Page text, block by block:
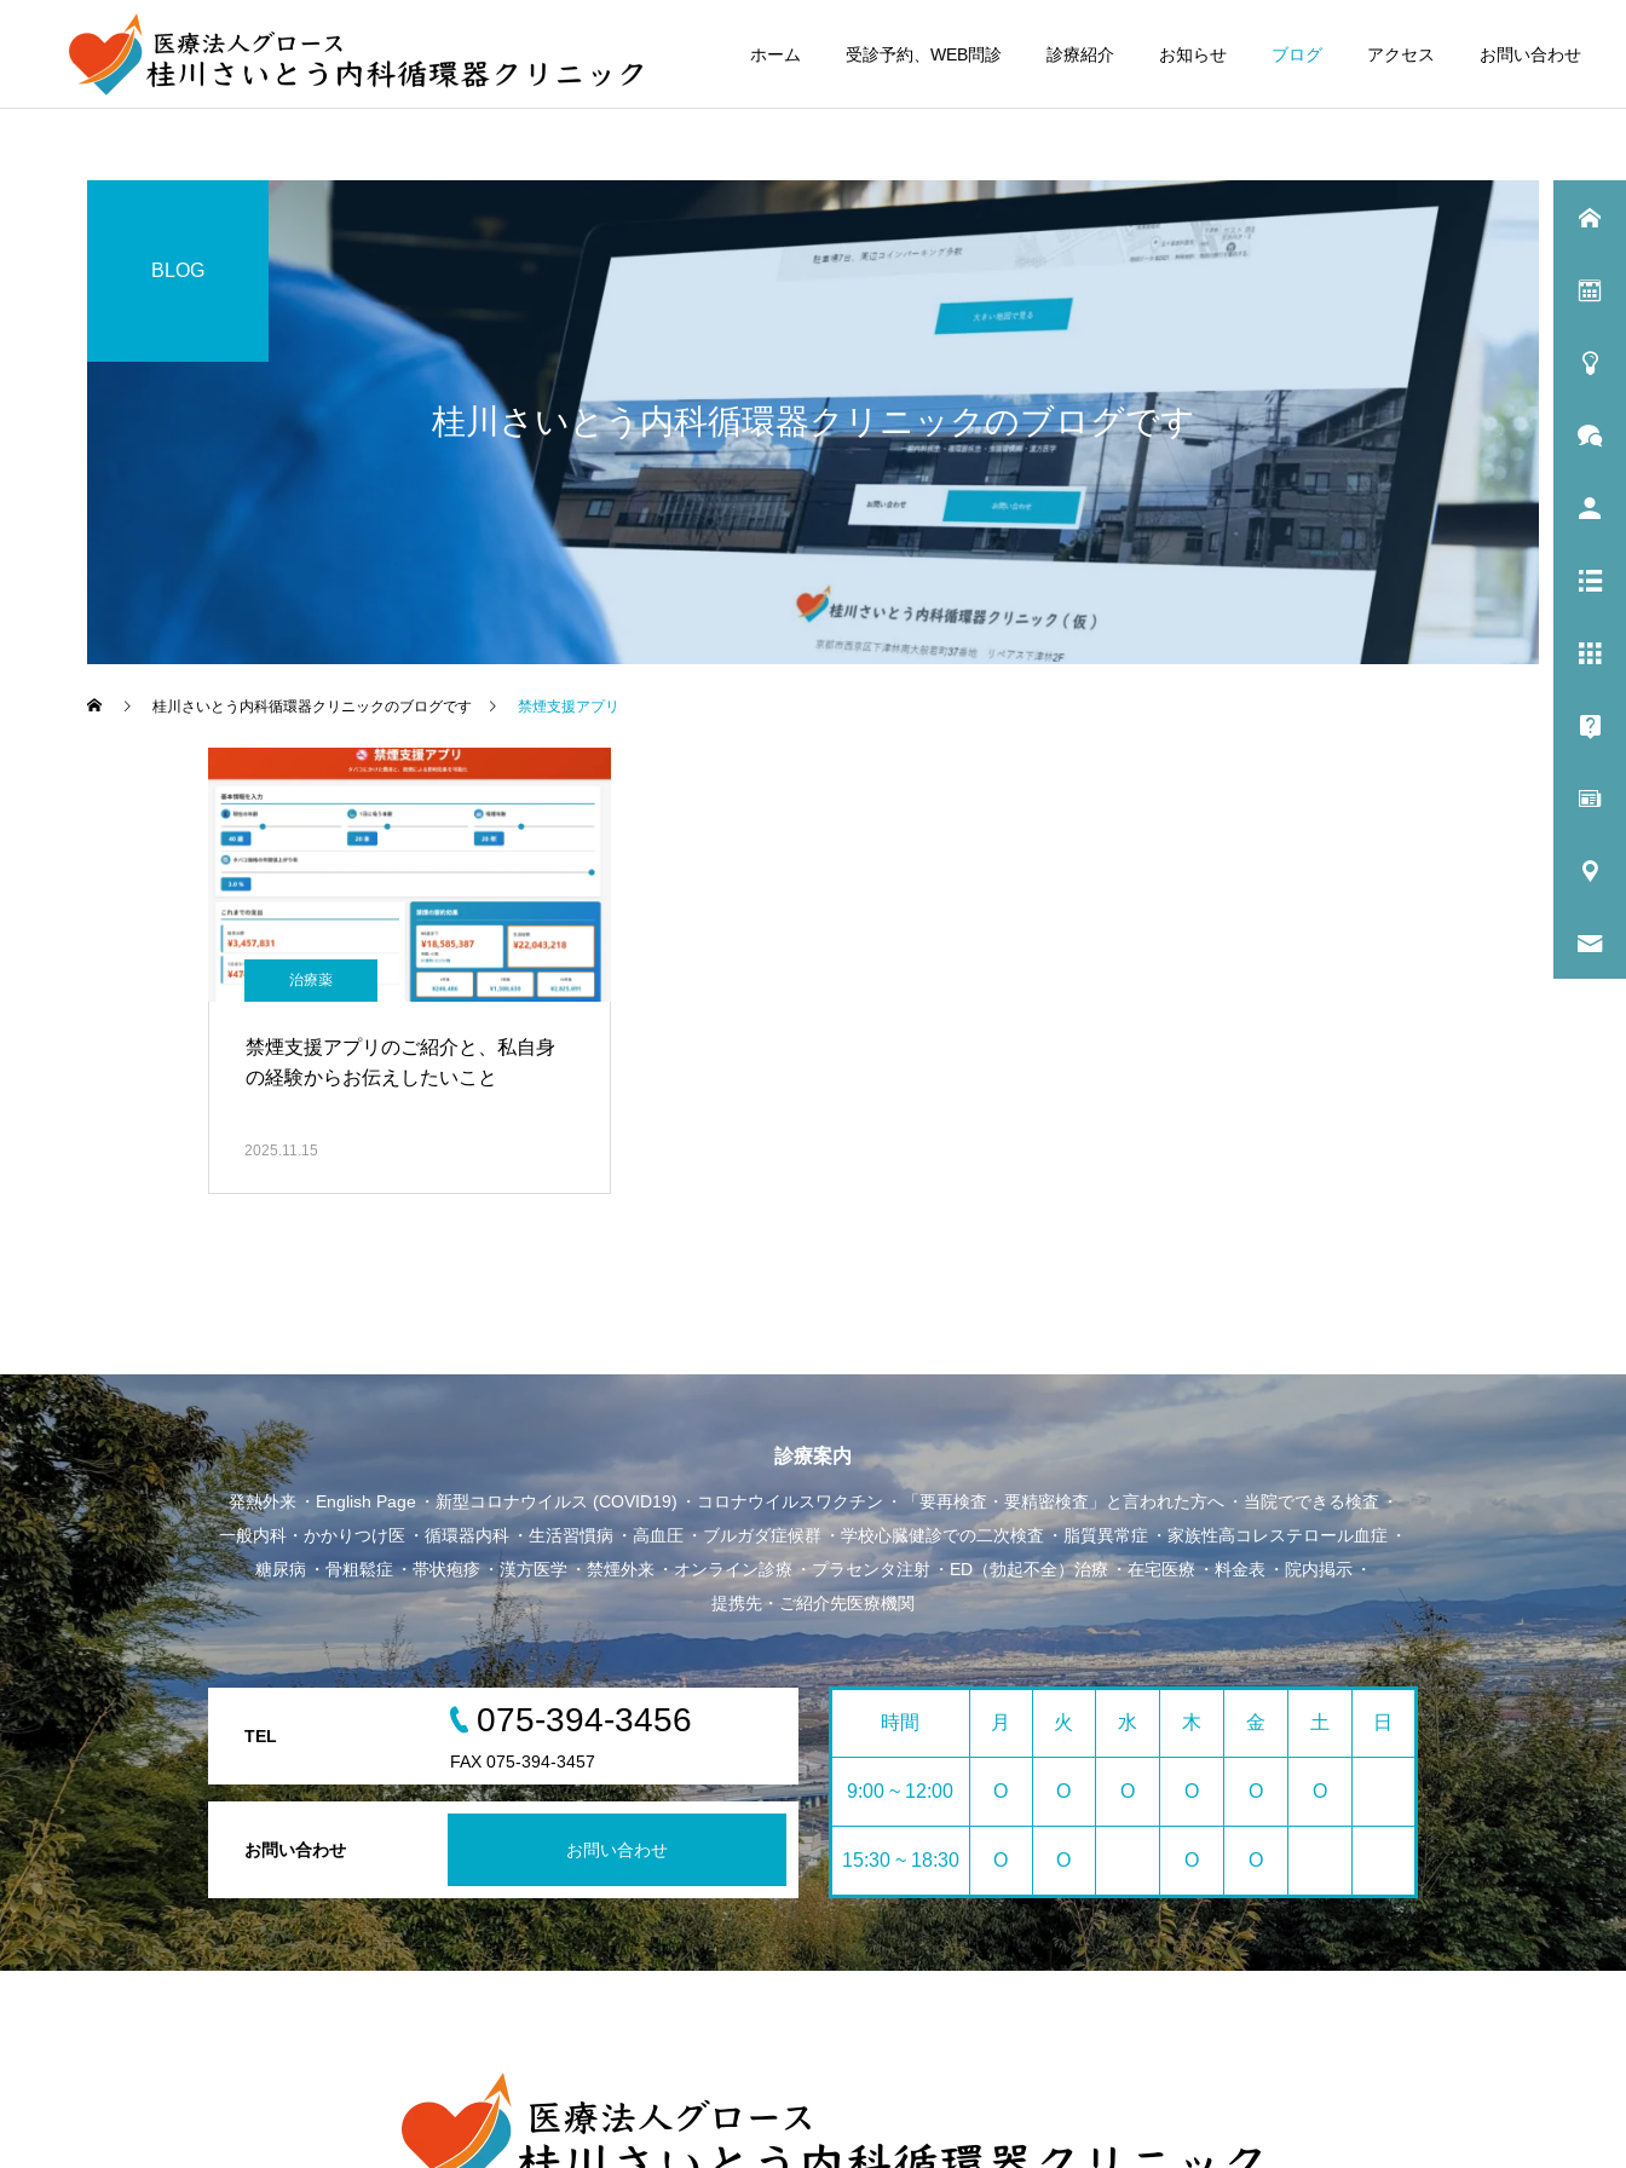
ホーム 受診予約、WEB問診 診療紹介 お知らせ ブログ アクセス お問い合わせ
桂川さいとう内科循環器クリニックのブログです
BLOG
桂川さいとう内科循環器クリニックのブログです 禁煙支援アプリ
治療薬
禁煙支援アプリのご紹介と、私自身
の経験からお伝えしたいこと
2025.11.15
診療案内
発熱外来 English Page 新型コロナウイルス (COVID19) コロナウイルスワクチン 「要再検査・要精密検査」と言われた方へ
当院でできる検査
一般内科・かかりつけ医
循環器内科 生活習慣病 高血圧 ブルガダ症候群 学校心臓健診での二次検査 脂質異常症
家族性高コレステロール血症
糖尿病
骨粗鬆症 帯状疱疹 漢方医学 禁煙外来 オンライン診療 プラセンタ注射 ED（勃起不全）治療 在宅医療 料金表
院内掲示
提携先・ご紹介先医療機関
お問い合わせ お問い合わせ
TEL 075-394-3456
FAX 075-394-3457
時間 月 火 水 木 金 土 日
9:00 ~ 12:00 O O O O O O
15:30 ~ 18:30 O O O O